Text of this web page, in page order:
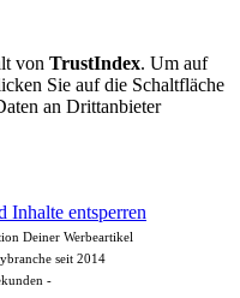
von TrustIndex. Um auf
Sie auf die Schaltfläche
an Drittanbieter
Inhalte entsperren
Deiner Werbeartikel
seit 2014
-